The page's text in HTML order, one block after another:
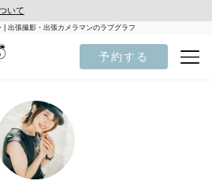
いて
出張撮影・出張カメラマンのラブグラフ
予約する